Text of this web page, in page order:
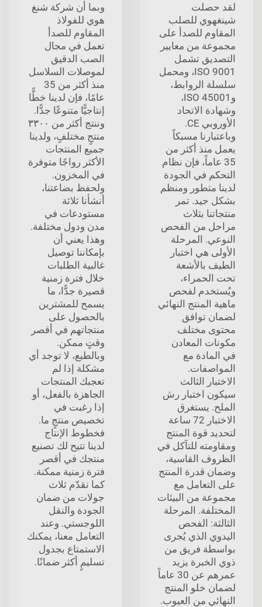
لقد حصلت
شينغهوي للصلب
المقاوم للصدأ على
مجموعة من معايير
التصديق تشمل
ISO 9001، ومحمل
سلسلة الروابط،
وISO 45001،
وشهادة الاتحاد
الأوروبي CE.
وباعتبارنا مسبكاً
يعمل منذ أكثر من
35 عاماً، فإن نظام
التحكم في الجودة
لدينا متطور ومنظم
بشكل جيد. تمر
منتجاتنا بثلاث
مراحل من الفحص
النوعي. المرحلة
الأولى هي اختبار
الطيف بالأشعة
تحت الحمراء،
ويُستخدم لفحص
ماهية المنتج النهائي
لضمان توافق
محتوى مختلف
مكونات المعادن
في المادة مع
المواصفات.
الاختبار الثالث
سيكون اختبار رش
الملح. يستغرق
الاختبار 72 ساعة
لتحديد قوة المنتج
ومقاومته للتآكل في
الظروف القاسية،
وضمان قدرة المنتج
على التعامل مع
مجموعة من البيئات
المختلفة. المرحلة
الثالثة: الفحص
اليدوي الذي يُجرى
بواسطة فريق من
ذوي الخبرة يزيد
عمرهم عن 30 عاماً
لضمان خلو المنتج
النهائي من العيوب.
وبما أن شركة شنغ
هوي للفولاذ
المقاوم للصدأ
تعمل في مجال
الصب الدقيق
لموصلات السلاسل
منذ أكثر من 35
عامًا، فإن لدينا خطًّا
إنتاجيًّا متنوعًا جدًّا.
وننتج أكثر من ٣٣٠٠
منتجٍ مختلفٍ، ولدينا
جميع المنتجات
الأكثر رواجًا متوفرة
في المخزون.
ولحفظ بضاعتنا،
أنشأنا ثلاثة
مستودعات في
مدن ودول مختلفة.
وهذا يعني أن
بإمكاننا توصيل
غالبية الطلبات
خلال فترة زمنية
قصيرة جدًّا، ما
يسمح للمشترين
بالحصول على
منتجاتهم في أقصر
وقتٍ ممكن.
وبالطبع، لا توجد أي
مشكلة إذا لم
تعجبك المنتجات
الجاهزة بالفعل، أو
إذا رغبت في
تخصيص منتجٍ ما.
فخطوط الإنتاج
لدينا تتيح لك تصنيع
منتجك في أقصر
فترة زمنية ممكنة.
كما نقدّم ثلاث
جولات من ضمان
الجودة والنقل
اللوجستي. وعند
التعامل معنا، يمكنك
الاستمتاع بجدول
تسليمٍ أكثر ضمانًا.